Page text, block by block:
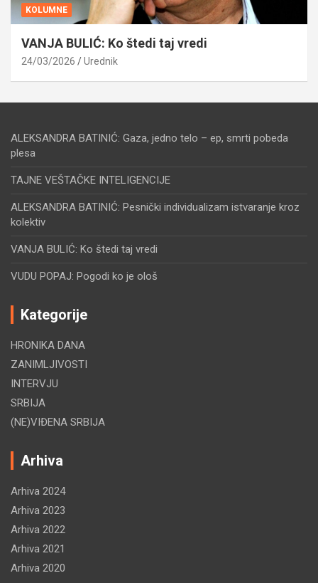
KOLUMNE
VANJA BULIĆ: Ko štedi taj vredi
24/03/2026 Urednik
ALEKSANDRA BATINIĆ: Gaza, jedno telo – ep, smrti pobeda
plesa
TAJNE VEŠTAČKE INTELIGENCIJE
ALEKSANDRA BATINIĆ: Pesnički individualizam istvaranje kroz
kolektiv
VANJA BULIĆ: Ko štedi taj vredi
VUDU POPAJ: Pogodi ko je ološ
Kategorije
HRONIKA DANA
ZANIMLJIVOSTI
INTERVJU
SRBIJA
(NE)VIĐENA SRBIJA
Arhiva
Arhiva 2024
Arhiva 2023
Arhiva 2022
Arhiva 2021
Arhiva 2020